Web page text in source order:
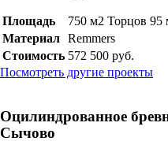
Площадь
750 м2 Торцов 95
Материал Remmers
Стоимость 572 500 руб.
Посмотреть другие проекты
Оцилиндрованное
Сычово